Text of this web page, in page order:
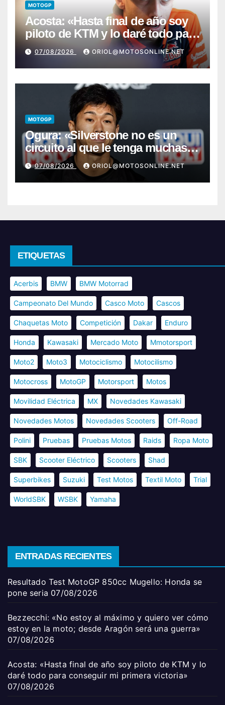
MOTOGP
Acosta: «Hasta final de año soy
piloto de KTM y lo daré todo para
conseguir mi primera victoria»
07/08/2026 ORIOL@MOTOSONLINE.NET
MOTOGP
Ogura: «Silverstone no es un
circuito al que le tenga muchas
ganas»
07/08/2026 ORIOL@MOTOSONLINE.NET
ETIQUETAS
Acerbis BMW BMW Motorrad
Campeonato Del Mundo Casco Moto Cascos
Chaquetas Moto Competición Dakar Enduro
Honda Kawasaki Mercado Moto Mmotorsport
Moto2 Moto3 Motociclismo Motocilismo
Motocross MotoGP Motorsport Motos
Movilidad Eléctrica MX Novedades Kawasaki
Novedades Motos Novedades Scooters Off-Road
Polini Pruebas Pruebas Motos Raids Ropa Moto
SBK Scooter Eléctrico Scooters Shad
Superbikes Suzuki Test Motos Textil Moto Trial
WorldSBK WSBK Yamaha
ENTRADAS RECIENTES
Resultado Test MotoGP 850cc Mugello: Honda se
pone seria 07/08/2026
Bezzecchi: «No estoy al máximo y quiero ver cómo
estoy en la moto; desde Aragón será una guerra»
07/08/2026
Acosta: «Hasta final de año soy piloto de KTM y lo
daré todo para conseguir mi primera victoria»
07/08/2026